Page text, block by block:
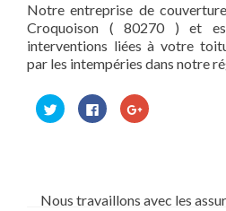
Notre entreprise de
Croquoison ( 80270 ) et
interventions liées à votre
par les intempéries dans notre
Cliquez
pour
partager
Cliquez
pour
partager
Cliquez
pour
fenêtre)
Nous travaillons avec les